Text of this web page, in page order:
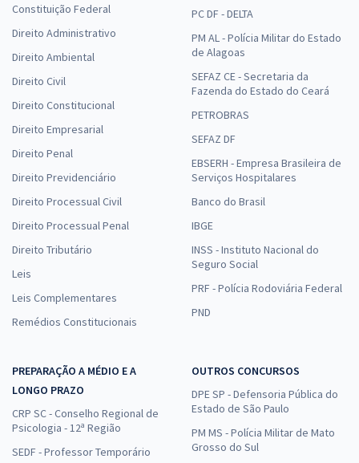
Constituição Federal
Direito Administrativo
Direito Ambiental
Direito Civil
Direito Constitucional
Direito Empresarial
Direito Penal
Direito Previdenciário
Direito Processual Civil
Direito Processual Penal
Direito Tributário
Leis
Leis Complementares
Remédios Constitucionais
PC DF - DELTA
PM AL - Polícia Militar do Estado
de Alagoas
SEFAZ CE - Secretaria da
Fazenda do Estado do Ceará
PETROBRAS
SEFAZ DF
EBSERH - Empresa Brasileira de
Serviços Hospitalares
Banco do Brasil
IBGE
INSS - Instituto Nacional do
Seguro Social
PRF - Polícia Rodoviária Federal
PND
PREPARAÇÃO A MÉDIO E A
LONGO PRAZO
CRP SC - Conselho Regional de
Psicologia - 12ª Região
SEDF - Professor Temporário
OUTROS CONCURSOS
DPE SP - Defensoria Pública do
Estado de São Paulo
PM MS - Polícia Militar de Mato
Grosso do Sul